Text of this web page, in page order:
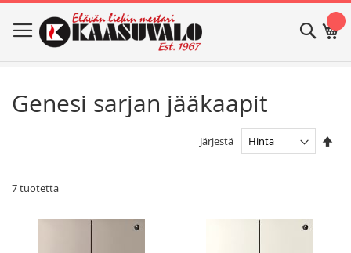
to
Content
Haku
Genesi sarjan jääkaapit
7tuotetta
Järjestä